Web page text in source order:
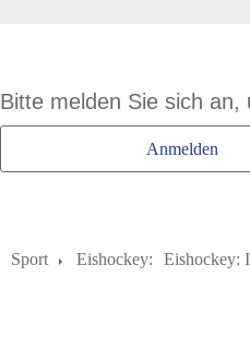
Bitte melden Sie sich
Anmelden
Sport Eishockey: Eishockey: